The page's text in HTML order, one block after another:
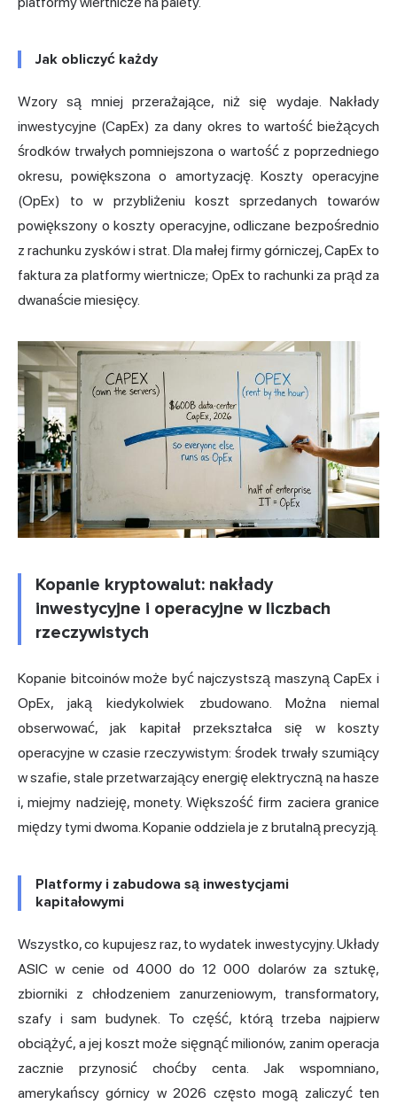
Jak obliczyć każdy
Wzory są mniej przerażające, niż się wydaje. Nakłady
inwestycyjne (CapEx) za dany okres to wartość bieżących
środków trwałych pomniejszona o wartość z poprzedniego
okresu, powiększona o amortyzację. Koszty operacyjne
(OpEx) to w przybliżeniu koszt sprzedanych towarów
powiększony o koszty operacyjne, odliczane bezpośrednio
z rachunku zysków i strat. Dla małej firmy górniczej, CapEx to
faktura za platformy wiertnicze; OpEx to rachunki za prąd za
dwanaście miesięcy.
Kopanie kryptowalut: nakłady
inwestycyjne i operacyjne w liczbach
rzeczywistych
Kopanie bitcoinów może być najczystszą maszyną CapEx i
OpEx, jaką kiedykolwiek zbudowano. Można niemal
obserwować, jak kapitał przekształca się w koszty
operacyjne w czasie rzeczywistym: środek trwały szumiący
w szafie, stale przetwarzający energię elektryczną na hasze
i, miejmy nadzieję, monety. Większość firm zaciera granice
między tymi dwoma. Kopanie oddziela je z brutalną precyzją.
Platformy i zabudowa są inwestycjami
kapitałowymi
Wszystko, co kupujesz raz, to wydatek inwestycyjny. Układy
ASIC w cenie od 4000 do 12 000 dolarów za sztukę,
zbiorniki z chłodzeniem zanurzeniowym, transformatory,
szafy i sam budynek. To część, którą trzeba najpierw
obciążyć, a jej koszt może sięgnąć milionów, zanim operacja
zacznie przynosić choćby centa. Jak wspomniano,
amerykańscy górnicy w 2026 często mogą zaliczyć ten